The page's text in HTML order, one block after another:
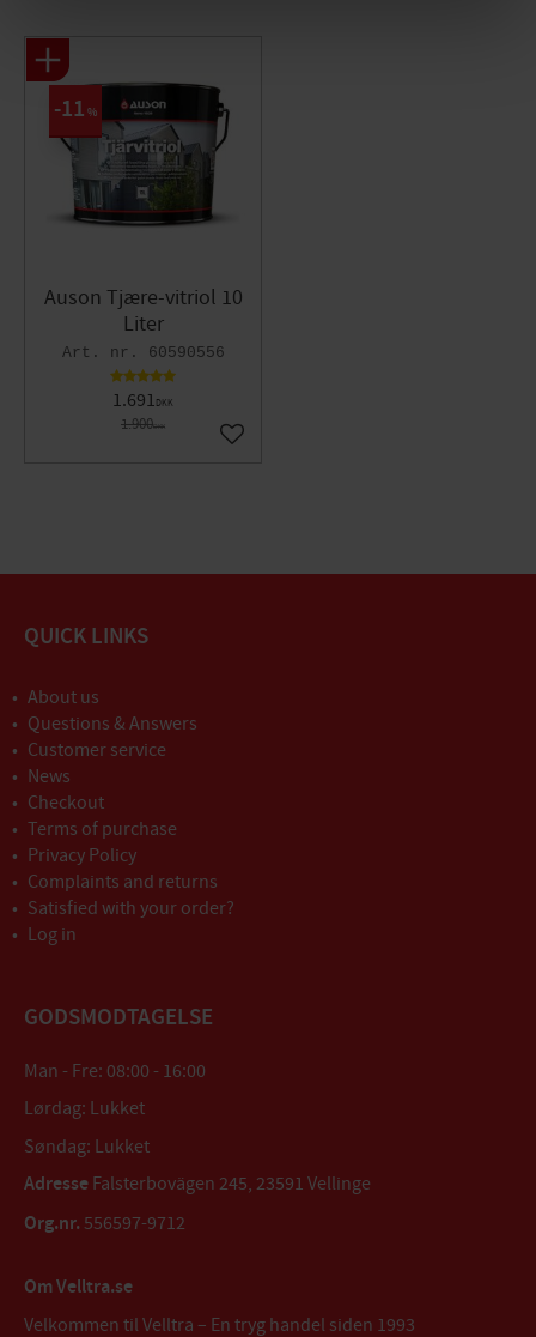
Auson Tjære-vitriol 10
Liter
60590556
1.691DKK
1.900DKK
11 %
Gem som favorit
QUICK LINKS
About us
Questions & Answers
Customer service
News
Checkout
Terms of purchase
Privacy Policy
Complaints and returns
Satisfied with your order?
Log in
GODSMODTAGELSE
Man - Fre: 08:00 - 16:00
Lørdag: Lukket
Søndag: Lukket
Adresse Falsterbovägen 245, 23591 Vellinge
Org.nr. 556597-9712
Om Velltra.se
Velkommen til Velltra – En tryg handel siden 1993